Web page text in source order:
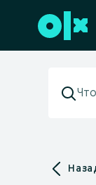
Перейти к